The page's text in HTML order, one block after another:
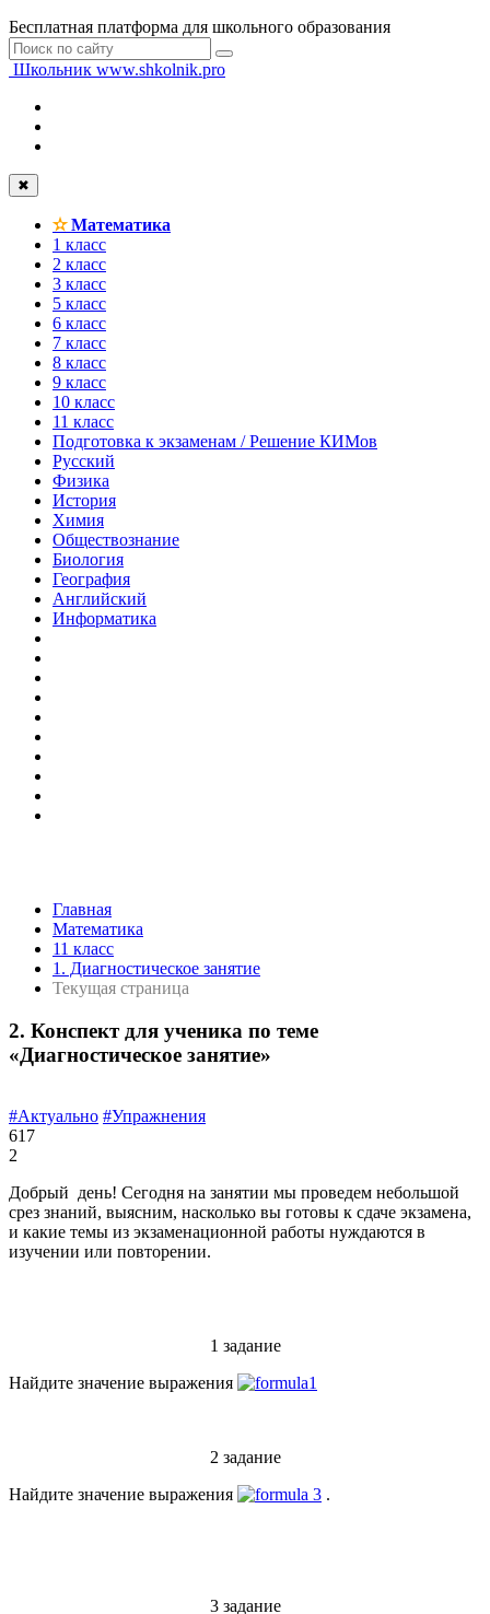
Бесплатная платформа для школьного образования
Школьник www.shkolnik.pro
✖
✫Математика
1 класс
2 класс
3 класс
5 класс
6 класс
7 класс
8 класс
9 класс
10 класс
11 класс
Подготовка к экзаменам / Решение КИМов
Русский
Физика
История
Химия
Обществознание
Биология
География
Английский
Информатика
Главная
Математика
11 класс
1. Диагностическое занятие
Текущая страница
2. Конспект для ученика по теме
«Диагностическое занятие»
#Актуально #Упражнения
617
2
Добрый день! Сегодня на занятии мы проведем небольшой
срез знаний, выясним, насколько вы готовы к сдаче экзамена,
и какие темы из экзаменационной работы нуждаются в
изучении или повторении.
1 задание
Найдите значение выражения
2 задание
Найдите значение выражения
.
3 задание